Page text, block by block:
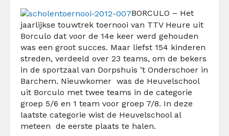
BORCULO – Het
jaarlijkse touwtrek toernooi van TTV Heure uit
Borculo dat voor de 14e keer werd gehouden
was een groot succes. Maar liefst 154 kinderen
streden, verdeeld over 23 teams, om de bekers
in de sportzaal van Dorpshuis ’t Onderschoer in
Barchem. Nieuwkomer was de Heuvelschool
uit Borculo met twee teams in de categorie
groep 5/6 en 1 team voor groep 7/8. In deze
laatste categorie wist de Heuvelschool al
meteen de eerste plaats te halen.